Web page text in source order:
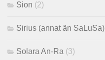
Sion (2)
Sirius (annat än SaLuSa)
Solara An-Ra (3)